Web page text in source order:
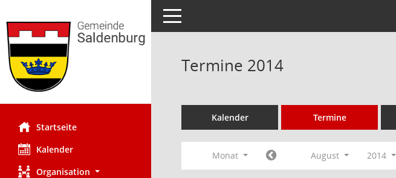
Startseite
Kalender
Organisation
Toggle navigation
Termine 2014
Kalender Termine
Monat August 2014